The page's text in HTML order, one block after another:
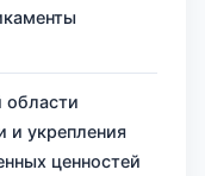
области
и укрепления
ценностей